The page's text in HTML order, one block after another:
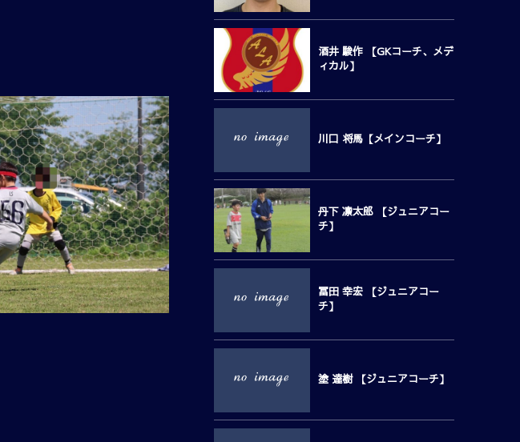
酒井 駿作 【GKコーチ、メデ
ィカル】
川口 将馬【メインコーチ】
丹下 凛太郎 【ジュニアコー
チ】
冨田 幸宏 【ジュニアコー
チ】
塗 達樹 【ジュニアコーチ】